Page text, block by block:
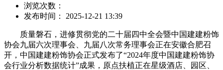
浏览次数：
发布时间： 2025-12-21 13:39
质量磐石，进修贯彻党的二十届四中全会暨中国建建粉饰
协会九届六次理事会、九届八次常务理事会正在安徽合肥召
开，中国建建粉饰协会正式发布了“2024年度中国建建粉饰协
会行业分析数据统计”成果，原点扶植正在星级酒店、园区、